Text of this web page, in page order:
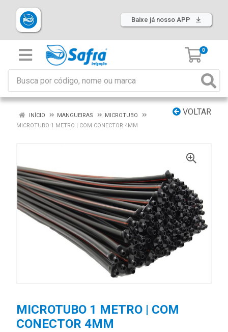
Baixe já nosso APP
0
VOLTAR
INÍCIO MANGUEIRAS
MICROTUBO
MICROTUBO 1 METRO | COM CONECTOR 4MM
MICROTUBO 1 METRO | COM
CONECTOR 4MM